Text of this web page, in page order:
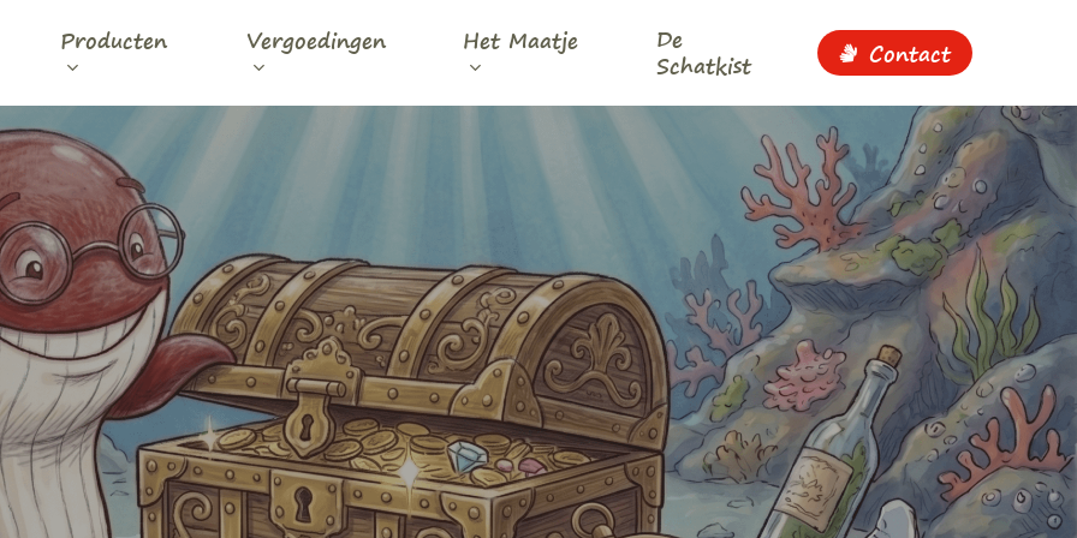
Producten Vergoedingen Het Maatje De
Schatkist Contact